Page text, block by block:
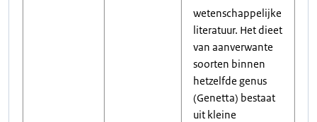
wetenschappelijke
literatuur. Het dieet
van aanverwante
soorten binnen
hetzelfde genus
(Genetta) bestaat
uit kleine